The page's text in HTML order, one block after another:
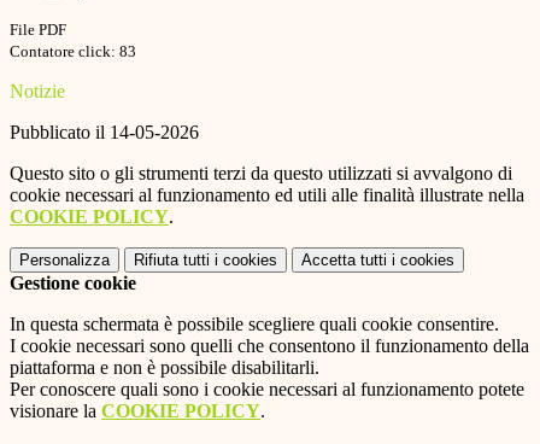
File PDF
Contatore click: 83
Notizie
Pubblicato il 14-05-2026
Questo sito o gli strumenti terzi da questo utilizzati si avvalgono di
cookie necessari al funzionamento ed utili alle finalità illustrate nella
COOKIE POLICY.
Personalizza Rifiuta tutti i cookies Accetta tutti i cookies
Gestione cookie
In questa schermata è possibile scegliere quali cookie consentire.
I cookie necessari sono quelli che consentono il funzionamento della
piattaforma e non è possibile disabilitarli.
Per conoscere quali sono i cookie necessari al funzionamento potete
visionare la COOKIE POLICY.